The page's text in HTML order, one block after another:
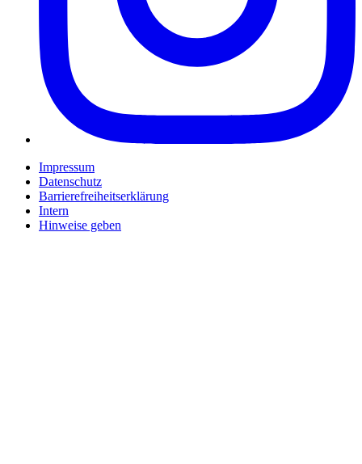
Impressum
Datenschutz
Barrierefreiheitserklärung
Intern
Hinweise geben